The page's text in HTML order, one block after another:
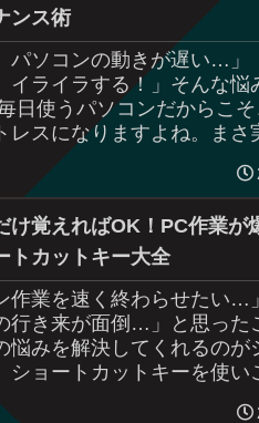
ンス術
パソコンの動きが遅い…」
イライラする！」そんな悩
日使うパソコンだからこ
レスになりますよね。まさ
い状態”の多くは、故障で
け覚えればOK！PC作業が
トカットキー大全
作業を速く終わらせたい…
行き来が面倒…」と思った
悩みを解決してくれるのが
ショートカットキーを使い
の節約になります。「たっ